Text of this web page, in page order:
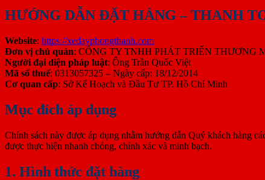
HƯỚNG DẪN ĐẶT HÀNG – THANH
Website: https://xedayphongthanh.com
Đơn vị chủ quản: CÔNG TY TNHH PHÁT TRIỂN THƯƠNG
Người đại diện pháp luật: Ông Trần Quốc Việt
Mã số thuế: 0313057325 – Ngày cấp: 18/12/2014
Cơ quan cấp: Sở Kế Hoạch và Đầu Tư TP. Hồ Chí Minh
Mục đích áp dụng
Chính sách này được áp dụng nhằm hướng dẫn Quý khách hàng
được thực hiện nhanh chóng, chính xác và minh bạch.
1. Hình thức đặt hàng